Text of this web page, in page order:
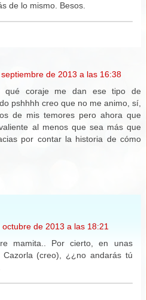
de lo mismo. Besos.
de 2013 a las 16:38
qué coraje me dan ese tipo de
pshhhh creo que no me animo, sí,
de mis temores pero ahora que
al menos que sea más que
por contar la historia de cómo
octubre de 2013 a las 18:21
mamita.. Por cierto, en unas
(creo), ¿¿no andarás tú